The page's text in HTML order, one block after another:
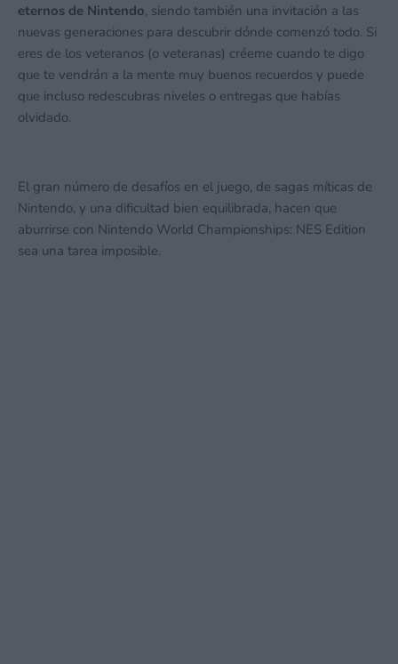
eternos de Nintendo, siendo también una invitación a las
nuevas generaciones para descubrir dónde comenzó todo. Si
eres de los veteranos (o veteranas) créeme cuando te digo
que te vendrán a la mente muy buenos recuerdos y puede
que incluso redescubras niveles o entregas que habías
olvidado.
El gran número de desafíos en el juego, de sagas míticas de
Nintendo, y una dificultad bien equilibrada, hacen que
aburrirse con Nintendo World Championships: NES Edition
sea una tarea imposible.